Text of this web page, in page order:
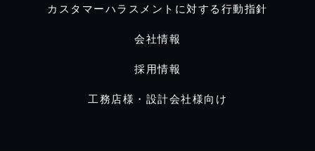
カスタマーハラスメントに対する行動指針
会社情報
採用情報
工務店様・設計会社様向け